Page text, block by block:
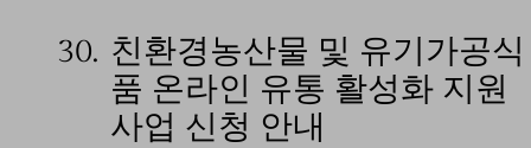
30. 친환경농산물 및 유기가공식
품 온라인 유통 활성화 지원
사업 신청 안내